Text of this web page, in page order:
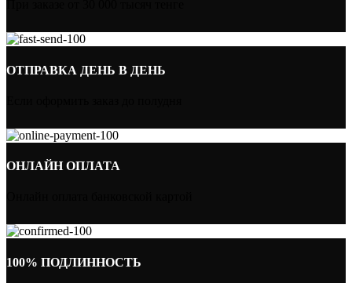
ОТПРАВКА ДЕНЬ В ДЕНЬ
ОНЛАЙН ОПЛАТА
100% ПОДЛИННОСТЬ